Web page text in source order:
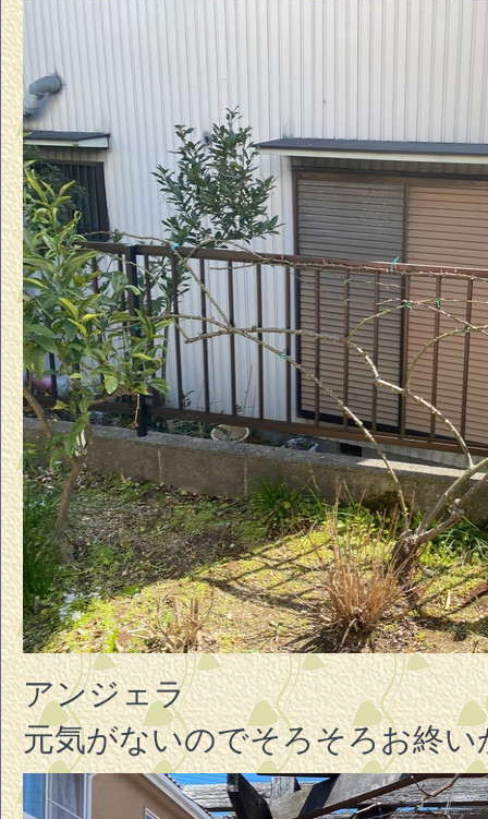
アンジェラ
元気がないのでそろそろお終い